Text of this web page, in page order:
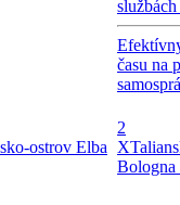
času na
ostrov Elba
2
X
Bologna